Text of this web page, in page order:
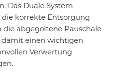
Das Duale System
korrekte Entsorgung
die abgegoltene Pauschale
einen wichtigen
Verwertung